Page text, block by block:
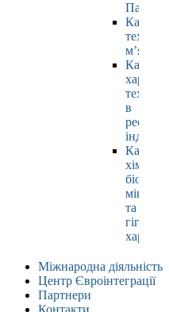
Павлюк
Кафедра
м’яса
Кафедра
харчових
в
індустрії
Кафедра
хімії,
біохімії,
та
гігієни
Міжнародна діяльність
Центр Євроінтеграції
Партнери
Контакти